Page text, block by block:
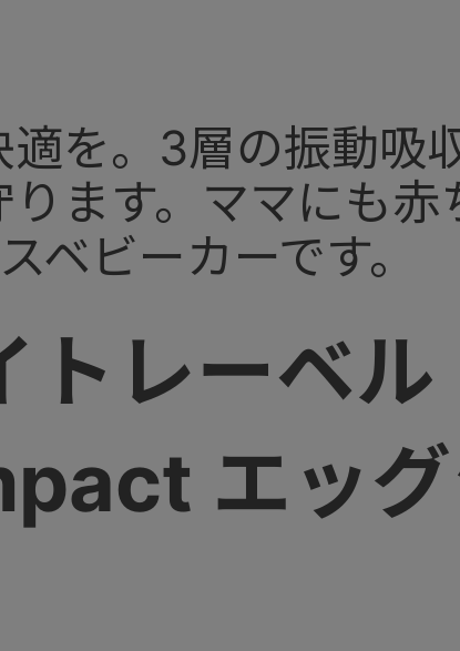
トレーベ
エッ
を。3層の振動吸
ます。ママにも
ベビーカーです。